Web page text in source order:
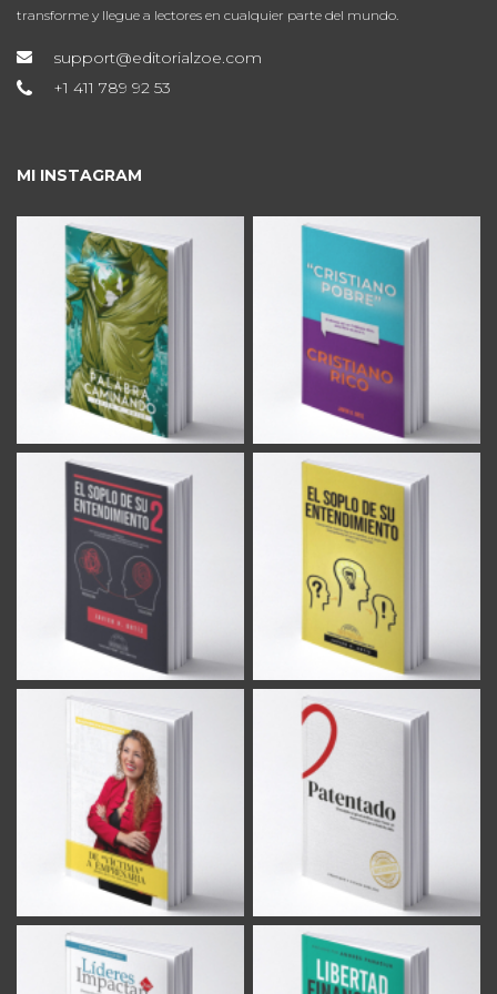
transforme y llegue a lectores en cualquier parte del mundo.
support@editorialzoe.com
+1 411 789 92 53
MI INSTAGRAM